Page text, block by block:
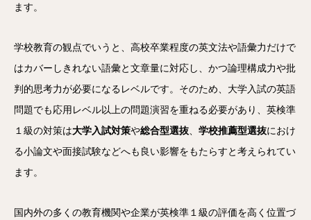
ます。
学校教育の観点でいうと、高校卒業程度の英文法や語彙力だけで
はカバーしきれない語彙と文章量に対応し、かつ論理構成力や批
判的思考力が必要になるレベルです。そのため、大学入試の英語
問題でも応用レベル以上の問題演習を重ねる必要があり、英検準
１級の対策は大学入試対策や総合型選抜、 学校推薦型選抜におけ
る小論文や面接試験などへも良い影響をもたらすと考えられてい
ます。
国内外の多くの教育機関や企業が英検準１級の評価を高く位置づ